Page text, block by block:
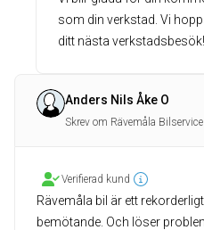
som din verkstad. Vi
ditt nästa verkstadsbesök!
Anders Nils Åke O
Skrev om Rävemåla
Verifierad kund
Rävemåla bil är ett
bemötande. Och löser